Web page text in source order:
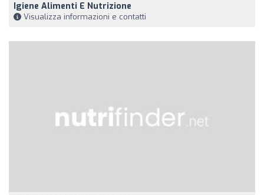
Igiene Alimenti E Nutrizione
Visualizza informazioni e contatti